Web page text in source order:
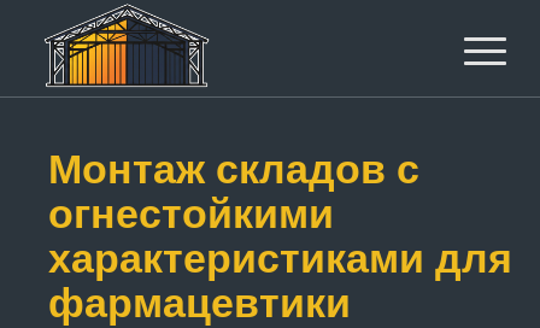
Монтаж складов с
огнестойкими
характеристиками для
фармацевтики